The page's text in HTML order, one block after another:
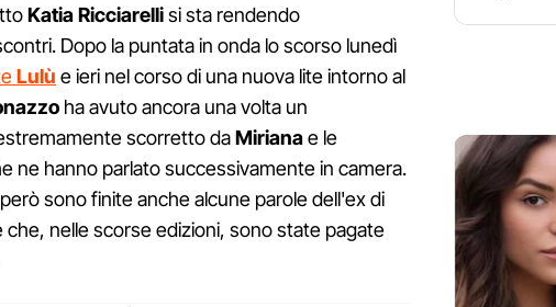
Katia Ricciarellisi sta rendendo
Dopo la puntata in onda lo scorso lunedì
Lulù e ieri nel corso di una nuova lite intorno al
ha avuto ancora una volta un
scorretto daMirianae le
ne hanno parlato successivamente in camera.
sono finite anche alcune parole dell'ex di
che, nelle scorse edizioni, sono state pagate